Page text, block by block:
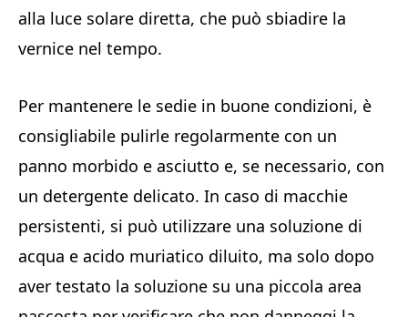
alla luce solare diretta, che può sbiadire la
vernice nel tempo.
Per mantenere le sedie in buone condizioni, è
consigliabile pulirle regolarmente con un
panno morbido e asciutto e, se necessario, con
un detergente delicato. In caso di macchie
persistenti, si può utilizzare una soluzione di
acqua e acido muriatico diluito, ma solo dopo
aver testato la soluzione su una piccola area